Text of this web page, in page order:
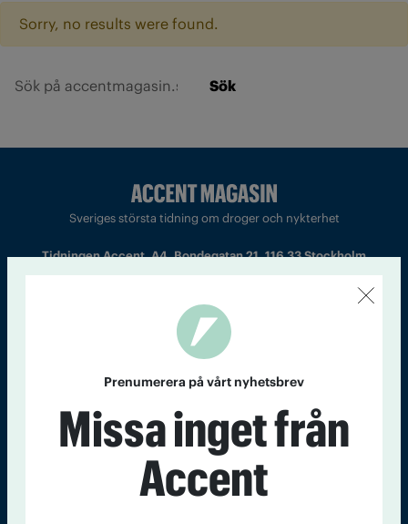
Sorry, no results were found.
Sök
Sveriges största tidning om droger och nykterhet
Tidningen Accent, A4, Bondegatan 21, 116 33 Stockholm
Chefredaktör och ansvarig utgivare: Barbro Janson Lundkvist,
barbro@a4.se.
Kontakt Om Tidningen Tidningsarkiv In English
Läs tidigare
Prenumerera på vårt nyhetsbrev
Missa inget från
Accent